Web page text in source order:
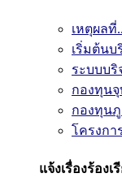
เหตุผลที่
เริ่มต้นบ
ระบบบริ
กองทุน
กองทุน
โครงกา
แจ้งเรื่องร้องเ